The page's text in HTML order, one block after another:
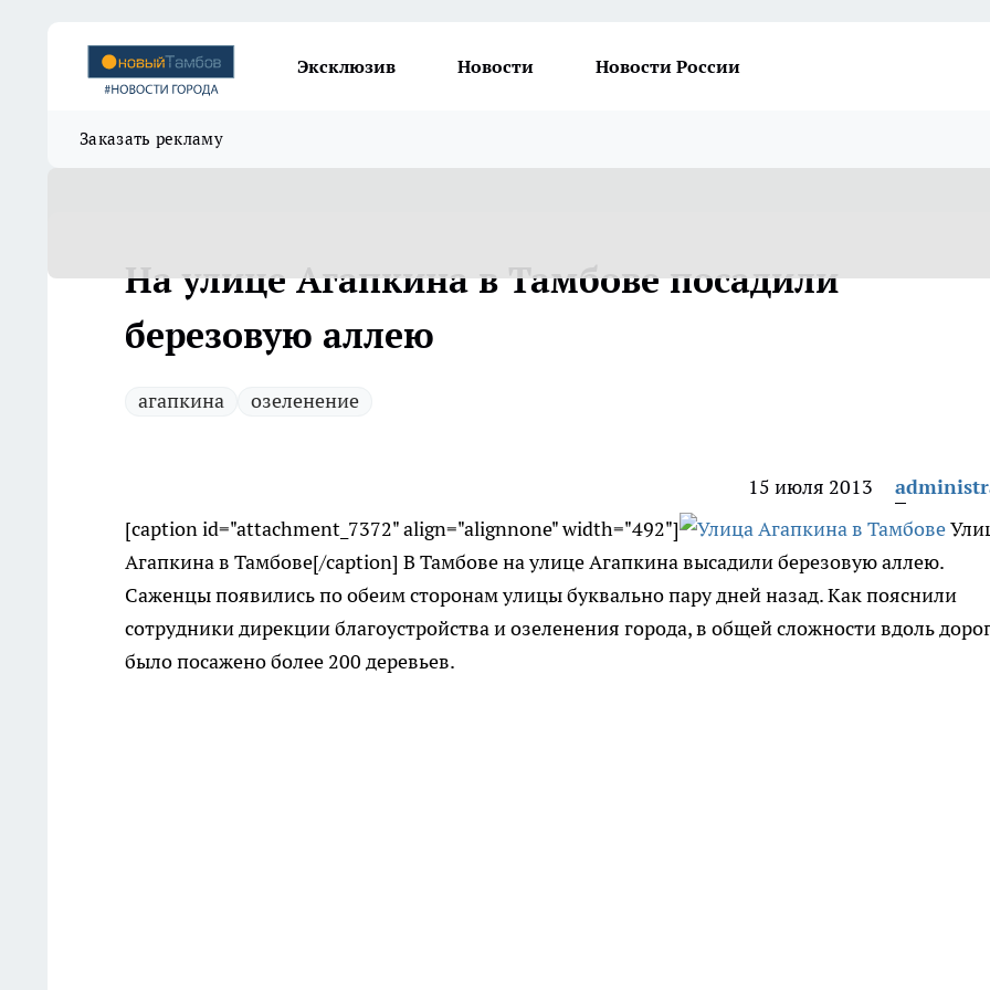
Эксклюзив Новости Новости России
Заказать рекламу
На улице Агапкина в Тамбове посадили
березовую аллею
агапкина озеленение
15 июля 2013
[caption id="attachment_7372" align="alignnone" width="492"]
Агапкина в Тамбове[/caption] В Тамбове на улице Агапкина высадили березовую аллею.
Саженцы появились по обеим сторонам улицы буквально пару дней назад. Как пояснили
сотрудники дирекции благоустройства и озеленения города, в общей сложности вдоль
было посажено более 200 деревьев.